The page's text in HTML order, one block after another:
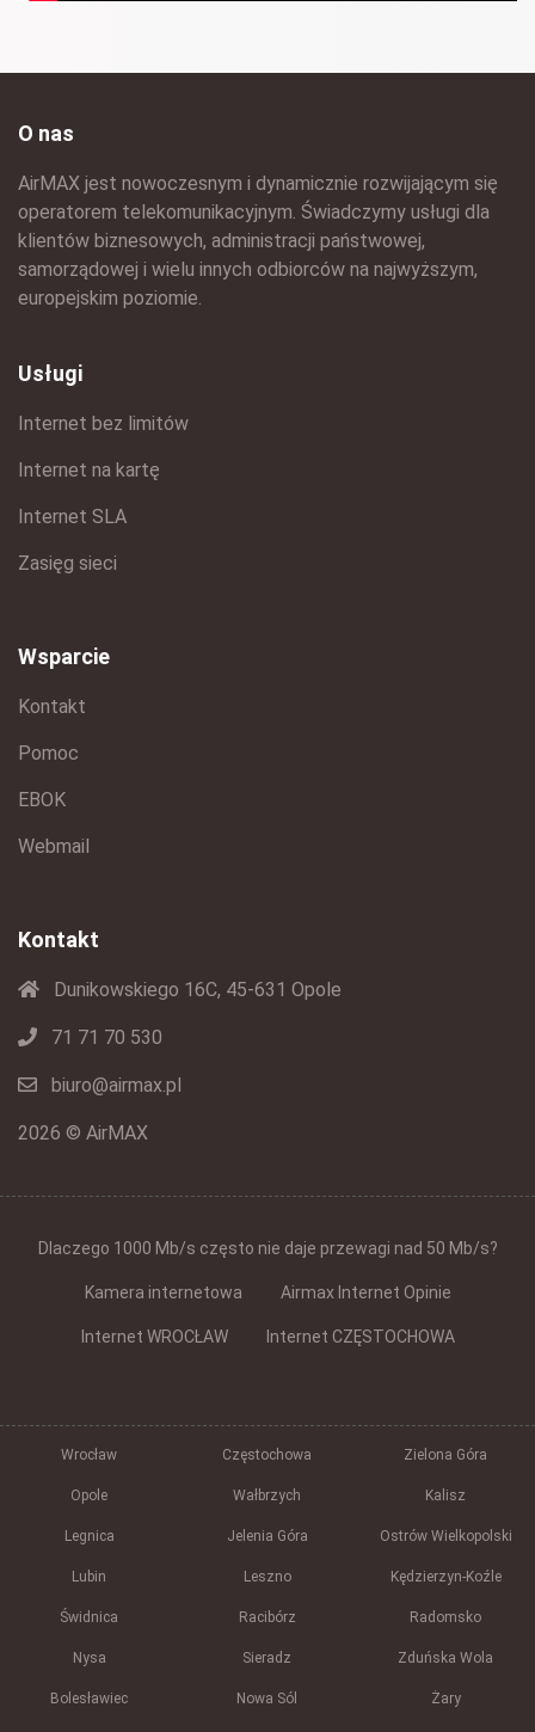
O nas
AirMAX jest nowoczesnym i dynamicznie rozwijającym się
operatorem telekomunikacyjnym. Świadczymy usługi dla
klientów biznesowych, administracji państwowej,
samorządowej i wielu innych odbiorców na najwyższym,
europejskim poziomie.
Usługi
Internet bez limitów
Internet na kartę
Internet SLA
Zasięg sieci
Wsparcie
Kontakt
Pomoc
EBOK
Webmail
Kontakt
Dunikowskiego 16C, 45-631 Opole
71 71 70 530
biuro@airmax.pl
2026 © AirMAX
Dlaczego 1000 Mb/s często nie daje przewagi nad 50 Mb/s?
Kamera internetowa Airmax Internet Opinie
Internet WROCŁAW Internet CZĘSTOCHOWA
Wrocław Częstochowa Zielona Góra
Opole Wałbrzych Kalisz
Legnica Jelenia Góra Ostrów Wielkopolski
Lubin Leszno Kędzierzyn-Koźle
Świdnica Racibórz Radomsko
Nysa Sieradz Zduńska Wola
Bolesławiec Nowa Sól Żary